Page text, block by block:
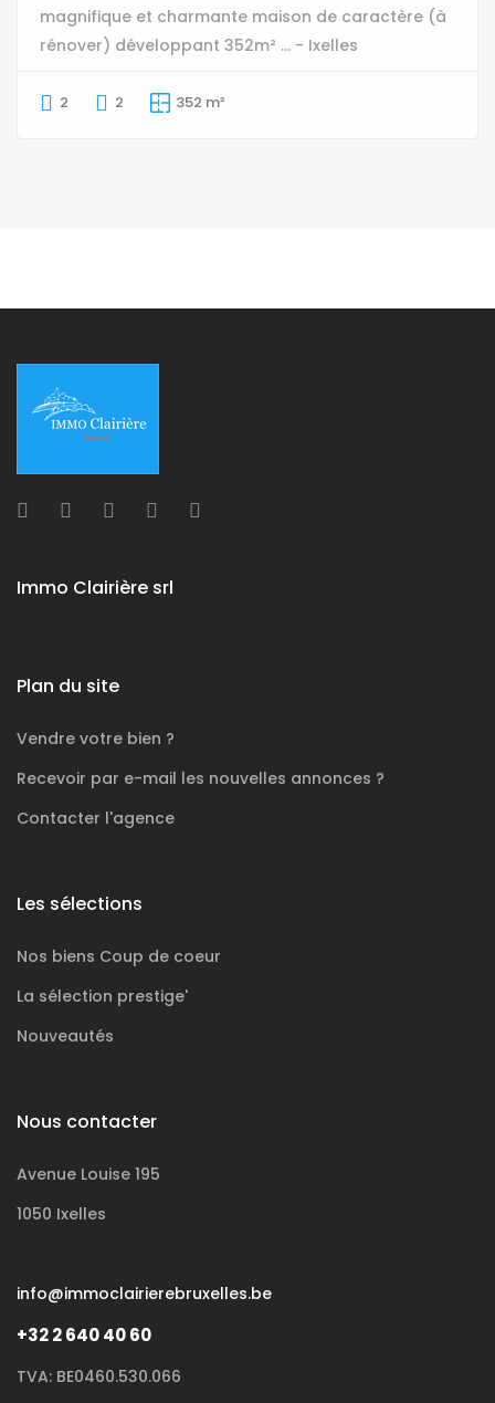
magnifique et charmante maison de caractère (à
rénover) développant 352m² ... - Ixelles
2 2 352 m²
Immo Clairière srl
Plan du site
Vendre votre bien ?
Recevoir par e-mail les nouvelles annonces ?
Contacter l'agence
Les sélections
Nos biens Coup de coeur
La sélection prestige'
Nouveautés
Nous contacter
Avenue Louise 195
1050 Ixelles
info@immoclairierebruxelles.be
+32 2 640 40 60
TVA: BE0460.530.066